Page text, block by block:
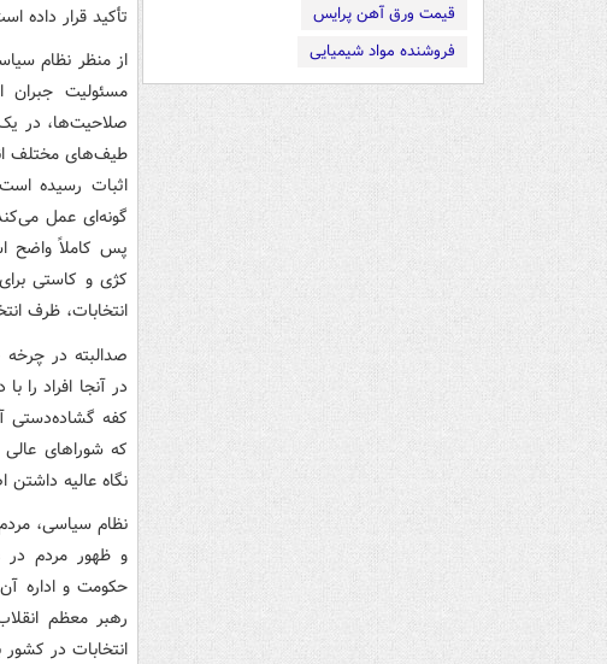
قیمت ورق آهن پرایس
فروشنده مواد شیمیایی
تأکید قرار داده
از منظر نظام
مسئولیت
صلاحیت‌ها، در یک
طیف‌های مختلف
اثبات رسیده
گونه‌ای عمل
پس کاملاً واضح
کژی و کاستی
انتخابات، ظرف
صدالبته در
در آنجا افراد
کفه گشاده‌دستی
که شوراهای
نگاه عالیه
نظام سیاسی،
و ظهور مردم در
حکومت و اداره
رهبر معظم
انتخابات در